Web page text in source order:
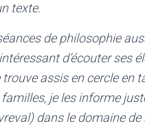
texte.
de philosophie
d’écouter ses
assis en cercle en
je les informe
dans le domaine